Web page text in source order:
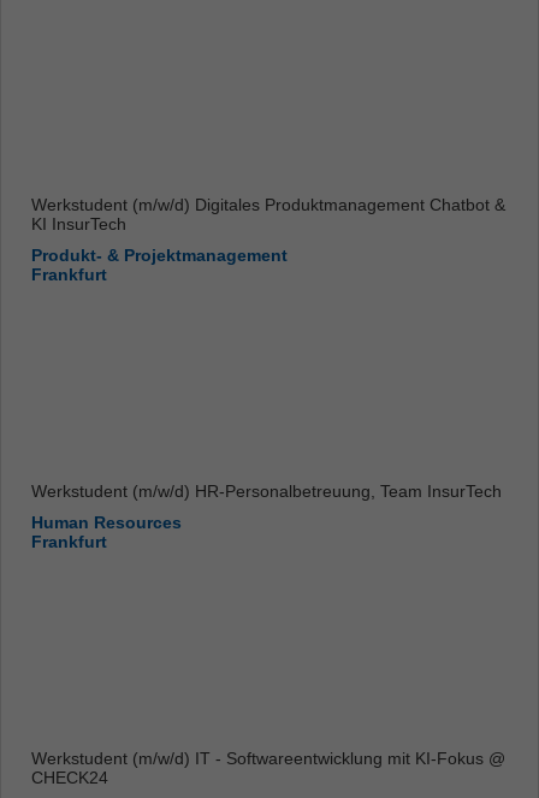
Werkstudent (m/w/d) Digitales Produktmanagement Chatbot &
KI InsurTech
Produkt- & Projektmanagement
Frankfurt
Werkstudent (m/w/d) HR-Personalbetreuung, Team InsurTech
Human Resources
Frankfurt
Werkstudent (m/w/d) IT - Softwareentwicklung mit KI-Fokus @
CHECK24